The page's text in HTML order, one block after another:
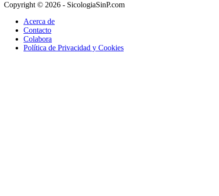
Copyright © 2026 - SicologiaSinP.com
Acerca de
Contacto
Colabora
Política de Privacidad y Cookies